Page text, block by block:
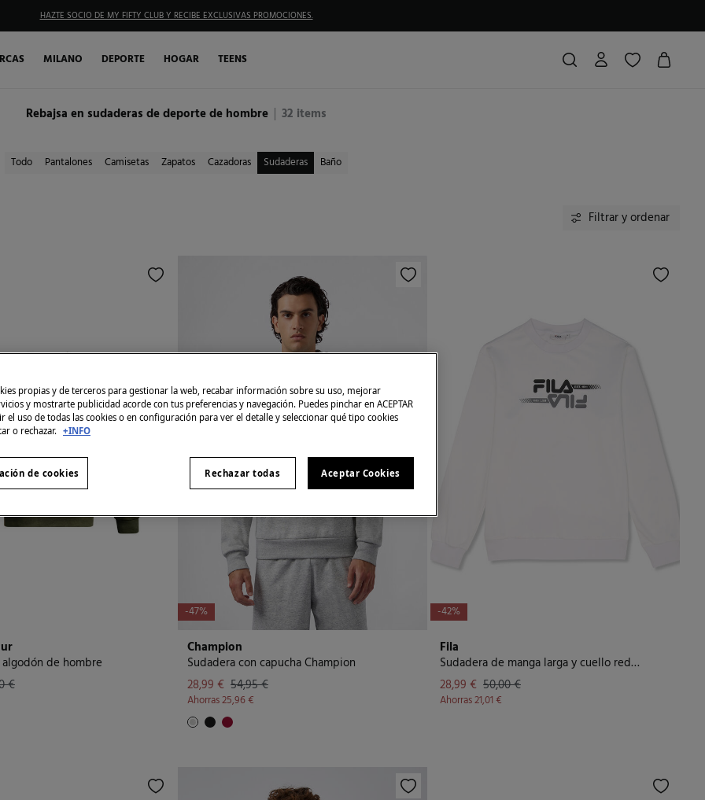
HAZTE SOCIO DE MY FIFTY CLUB Y RECIBE EXCLUSIVAS PROMOCIONES.
MILANO DEPORTE HOGAR TEENS
Rebajsa en sudaderas de deporte de hombre 32 items
Todo Pantalones Camisetas Zapatos Cazadoras Sudaderas Baño
Filtrar y ordenar
de hombre
€
-47%
Champion
Sudadera con capucha Champion
28,99 € 54,95 €
Ahorras25,96 €
-42%
Fila
Sudadera de manga larga y cuello redondo
28,99 € 50,00 €
Ahorras21,01 €
propias y de terceros para gestionar la web, recabar información sobre su uso, mejorar
y mostrarte publicidad acorde con tus preferencias y navegación. Puedes pinchar en ACEPTAR
el uso de todas las cookies o en configuración para ver el detalle y seleccionar qué tipo cookies
o rechazar. +INFO
Rechazar todas Aceptar Cookies
de cookies